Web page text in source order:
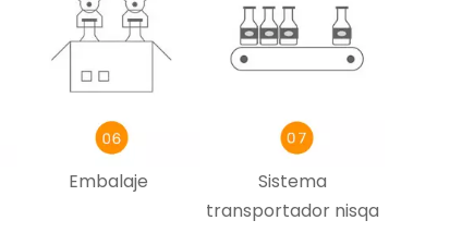
Embalaje
Sistema
transportador nisqa